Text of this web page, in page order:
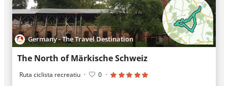
Germany - The Travel Destination
The North of Märkische Schweiz
Ruta ciclista recreatiu · 0 ·